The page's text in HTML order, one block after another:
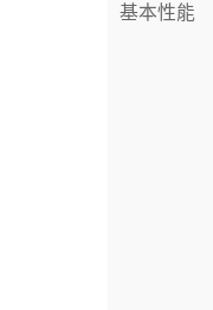
基本性能